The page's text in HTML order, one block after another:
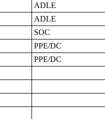
ADLE
ADLE
SOC
PPE/DC
PPE/DC